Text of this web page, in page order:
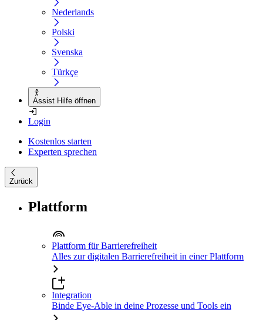
Nederlands
Polski
Svenska
Türkçe
Assist Hilfe öffnen
Login
Kostenlos starten
Experten sprechen
Zurück
Plattform
Plattform für Barrierefreiheit
Alles zur digitalen Barrierefreiheit in einer Plattform
Integration
Binde Eye-Able in deine Prozesse und Tools ein